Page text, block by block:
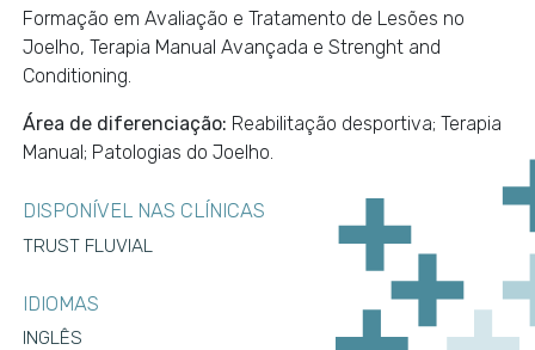
Formação em Avaliação e Tratamento de Lesões no
Joelho, Terapia Manual Avançada e Strenght and
Conditioning.
Área de diferenciação: Reabilitação desportiva; Terapia
Manual; Patologias do Joelho.
DISPONÍVEL NAS CLÍNICAS
TRUST FLUVIAL
IDIOMAS
INGLÊS